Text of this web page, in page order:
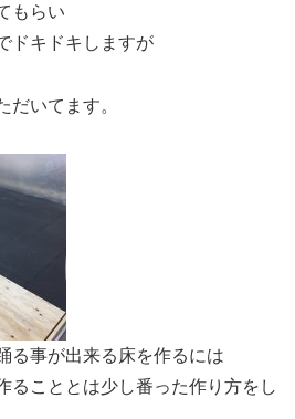
もらい
ドキドキしますが
だいてます。
る事が出来る床を作るには
ることとは少し番った作り方をし